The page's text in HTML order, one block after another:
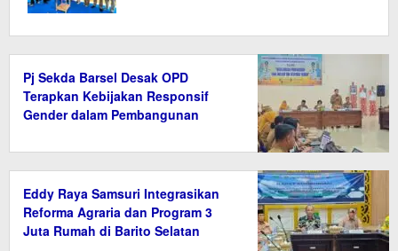
Pj Sekda Barsel Desak OPD
Terapkan Kebijakan Responsif
Gender dalam Pembangunan
Eddy Raya Samsuri Integrasikan
Reforma Agraria dan Program 3
Juta Rumah di Barito Selatan